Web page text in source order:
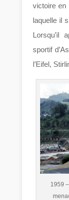
victoire en
laquelle il
Lorsqu’il
sportif
l’Eifel,
1959